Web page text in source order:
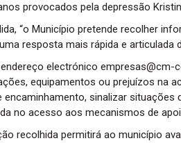
provocados pela depressão
“o Município pretende recolher
resposta mais rápida e articulada
electrónico empresas@cm-
equipamentos ou prejuízos na
encaminhamento, sinalizar
no acesso aos mecanismos de
recolhida permitirá ao município